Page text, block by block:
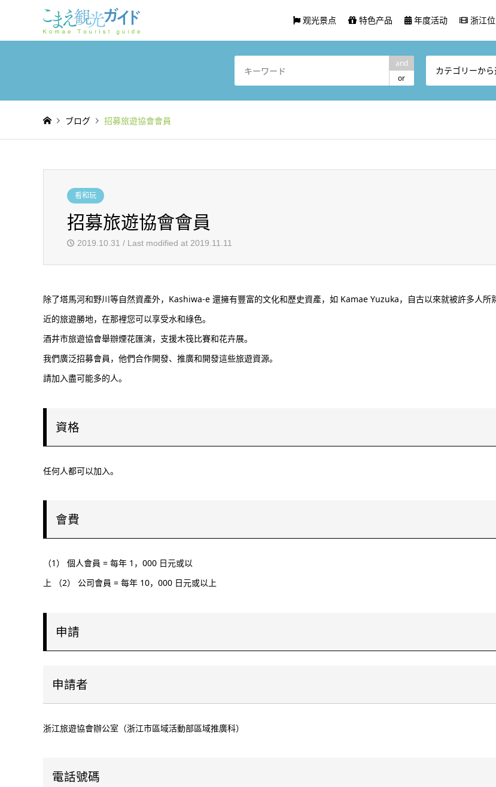
观光景点 特色产品 年度活动 浙江
and
or
カテゴリーか
ブログ 招募旅遊協會會員
看和玩
招募旅遊協會會員
2019.10.31 / Last modified at 2019.11.11
除了塔馬河和野川等自然資產外，Kashiwa-e 還擁有豐富的文化和歷史資產，如 Kamae Yuzuka，自古以來就被許多人所
近的旅遊勝地，在那裡您可以享受水和綠色。
酒井市旅遊協會舉辦煙花匯演，支援木筏比賽和花卉展。
我們廣泛招募會員，他們合作開發、推廣和開發這些旅遊資源。
請加入盡可能多的人。
資格
任何人都可以加入。
會費
（1） 個人會員 = 每年 1，000 日元或以
上 （2） 公司會員 = 每年 10，000 日元或以上
申請
申請者
浙江旅遊協會辦公室（浙江市區域活動部區域推廣科）
電話號碼